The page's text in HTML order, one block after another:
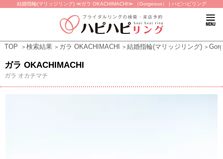
結婚指輪(マリッジリング) ≪ガラ OKACHIMACHI≫ （Gorgeous） | ハピハピリング
TOP 検索結果 ガラ OKACHIMACHI 結婚指輪(マリッジリング)
ガラ OKACHIMACHI
ガラ オカチマチ